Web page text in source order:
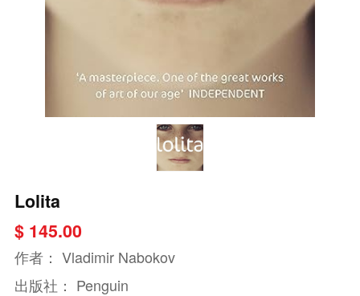
Lolita
$ 145.00
作者： Vladimir Nabokov
出版社： Penguin